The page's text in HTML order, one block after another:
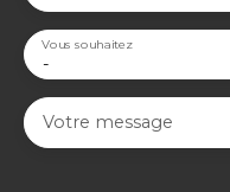
-
Vous souhaitez
Votre message